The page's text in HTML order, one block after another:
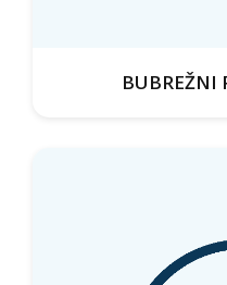
BUBREŽNI